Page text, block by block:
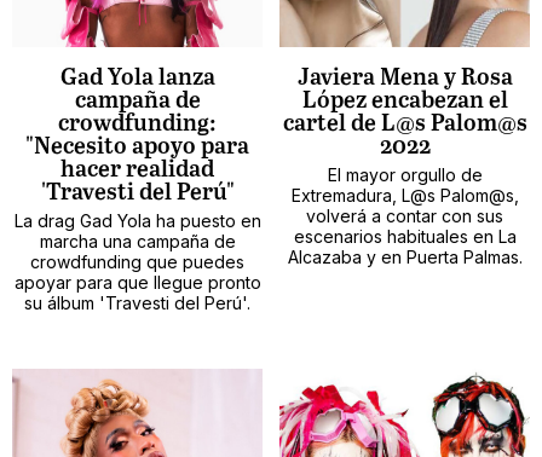
Gad Yola lanza
campaña de
crowdfunding:
"Necesito apoyo para
hacer realidad
'Travesti del Perú"
La drag Gad Yola ha puesto en
marcha una campaña de
crowdfunding que puedes
apoyar para que llegue pronto
su álbum 'Travesti del Perú'.
Javiera Mena y Rosa
López encabezan el
cartel de L@s Palom@s
2022
El mayor orgullo de
Extremadura, L@s Palom@s,
volverá a contar con sus
escenarios habituales en La
Alcazaba y en Puerta Palmas.